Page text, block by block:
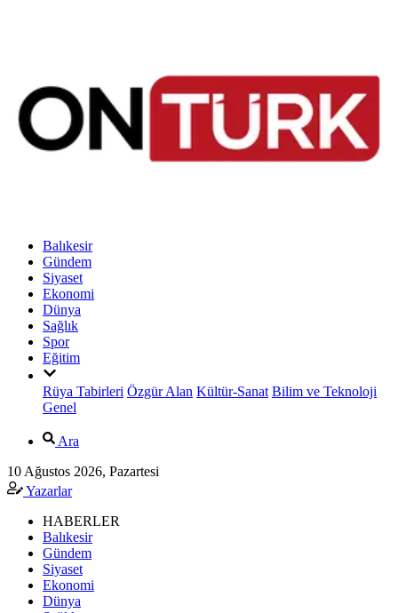
Balıkesir
Gündem
Siyaset
Ekonomi
Dünya
Sağlık
Spor
Eğitim
Rüya Tabirleri Özgür Alan Kültür-Sanat Bilim ve Teknoloji
Genel
Ara
10 Ağustos 2026, Pazartesi
Yazarlar
HABERLER
Balıkesir
Gündem
Siyaset
Ekonomi
Dünya